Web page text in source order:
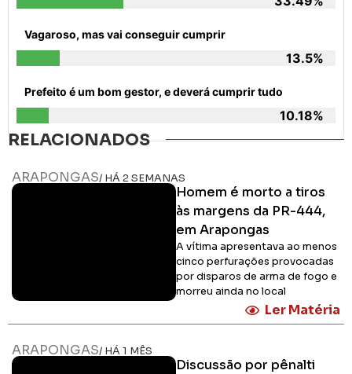
Vagaroso, mas vai conseguir cumprir
13.5%
Prefeito é um bom gestor, e deverá cumprir tudo
10.18%
RELACIONADOS
ARAPONGAS/ HÁ 2 SEMANAS
Homem é morto a tiros
às margens da PR-444,
em Arapongas
A vítima apresentava ao menos
cinco perfurações provocadas
por disparos de arma de fogo e
morreu ainda no local
Ler Matéria
ARAPONGAS/ HÁ 1 MÊS
Discussão por pênalti